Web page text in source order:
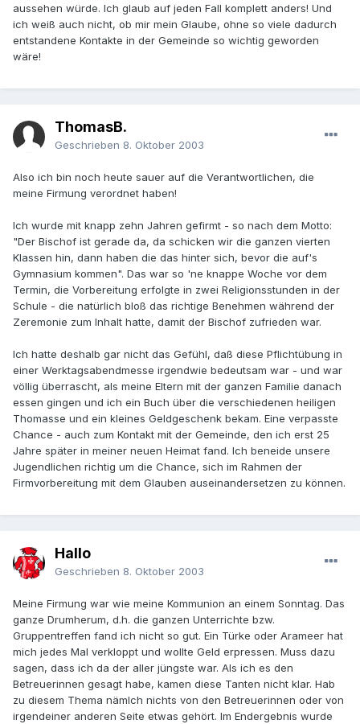
aussehen würde. Ich glaub auf jeden Fall komplett anders! Und
ich weiß auch nicht, ob mir mein Glaube, ohne so viele dadurch
entstandene Kontakte in der Gemeinde so wichtig geworden
wäre!
ThomasB.
Geschrieben 8. Oktober 2003
Also ich bin noch heute sauer auf die Verantwortlichen, die
meine Firmung verordnet haben!
Ich wurde mit knapp zehn Jahren gefirmt - so nach dem Motto:
"Der Bischof ist gerade da, da schicken wir die ganzen vierten
Klassen hin, dann haben die das hinter sich, bevor die auf's
Gymnasium kommen". Das war so 'ne knappe Woche vor dem
Termin, die Vorbereitung erfolgte in zwei Religionsstunden in der
Schule - die natürlich bloß das richtige Benehmen während der
Zeremonie zum Inhalt hatte, damit der Bischof zufrieden war.
Ich hatte deshalb gar nicht das Gefühl, daß diese Pflichtübung in
einer Werktagsabendmesse irgendwie bedeutsam war - und war
völlig überrascht, als meine Eltern mit der ganzen Familie danach
essen gingen und ich ein Buch über die verschiedenen heiligen
Thomasse und ein kleines Geldgeschenk bekam. Eine verpasste
Chance - auch zum Kontakt mit der Gemeinde, den ich erst 25
Jahre später in meiner neuen Heimat fand. Ich beneide unsere
Jugendlichen richtig um die Chance, sich im Rahmen der
Firmvorbereitung mit dem Glauben auseinandersetzen zu können.
Hallo
Geschrieben 8. Oktober 2003
Meine Firmung war wie meine Kommunion an einem Sonntag. Das
ganze Drumherum, d.h. die ganzen Unterrichte bzw.
Gruppentreffen fand ich nicht so gut. Ein Türke oder Arameer hat
mich jedes Mal verkloppt und wollte Geld erpressen. Muss dazu
sagen, dass ich da der aller jüngste war. Als ich es den
Betreuerinnen gesagt habe, kamen diese Tanten nicht klar. Hab
zu diesem Thema nämlch nichts von den Betreuerinnen oder von
irgendeiner anderen Seite etwas gehört. Im Endergebnis wurde